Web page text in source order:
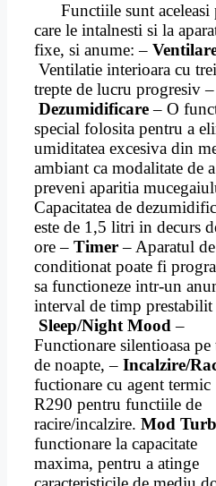
Functiile sunt aceleasi
care le intalnesti si la
fixe, si anume: –
Ventilatie interioara cu trei
trepte de lucru progresiv –
Dezumidificare– O
special folosita pentru a
umiditatea excesiva din
ambiant ca modalitate de a
preveni aparitia
Capacitatea de
este de 1,5 litri in decurs
ore – Timer– Aparatul
conditionat poate fi
sa functioneze intr-un
interval de timp prestabilit
Sleep/Night Mood –
Functionare silentioasa
de noapte, – Incalzire/
fuctionare cu agent termic
R290 pentru functiile de
racire/incalzire. Mod
functionare la capacitate
maxima, pentru a atinge